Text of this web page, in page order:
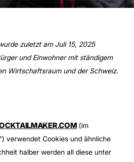
zuletzt am Juli 15, 2025
und Einwohner mit ständigem
Wirtschaftsraum und der Schweiz.
(im
verwendet Cookies und ähnliche
halber werden all diese unter